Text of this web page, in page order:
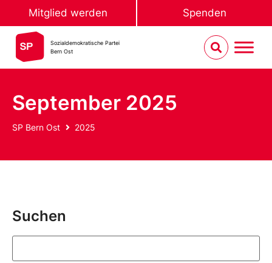
Mitglied werden Spenden
Sozialdemokratische Partei
Bern Ost
September 2025
SP Bern Ost 2025
Suchen